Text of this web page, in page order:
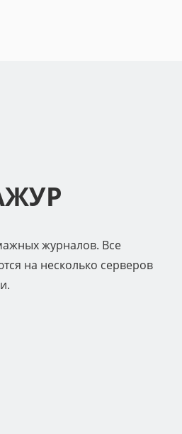
журналов. Все
на несколько серверов